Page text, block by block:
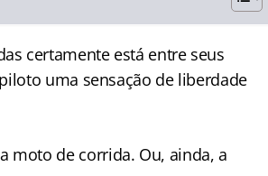
certamente está entre seus
uma sensação de liberdade
moto de corrida. Ou, ainda, a